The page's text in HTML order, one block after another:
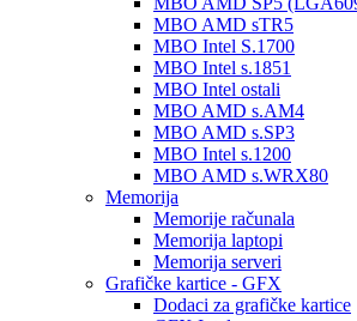
MBO AMD sTR5
MBO Intel S.1700
MBO Intel s.1851
MBO Intel ostali
MBO AMD s.AM4
MBO AMD s.SP3
MBO Intel s.1200
MBO AMD s.WRX80
Memorija
Memorije računala
Memorija laptopi
Memorija serveri
Grafičke kartice - GFX
Dodaci za grafičke kartice